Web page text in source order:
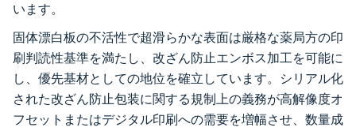
います。
固体漂白板の不活性で超滑らかな表面は厳格な薬局方の印
刷判読性基準を満たし、改ざん防止エンボス加工を可能に
し、優先基材としての地位を確立しています。シリアル化
された改ざん防止包装に関する規制上の義務が高解像度オ
フセットまたはデジタル印刷への需要を増幅させ、数量成